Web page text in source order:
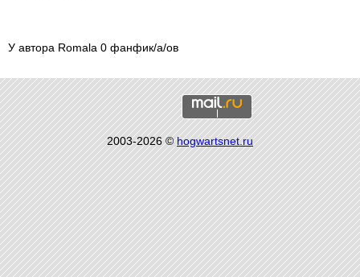
У автора Romala 0 фанфик/а/ов
2003-2026 ©hogwartsnet.ru